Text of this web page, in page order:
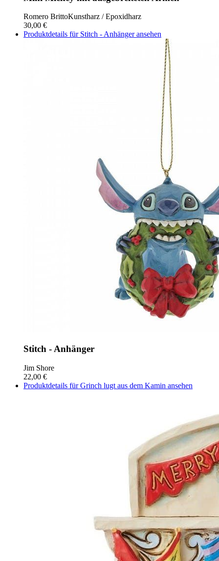
Romero BrittoKunstharz / Epoxidharz
30,00 €
Produktdetails für Stitch - Anhänger ansehen
Stitch - Anhänger
Jim Shore
22,00 €
Produktdetails für Grinch lugt aus dem Kamin ansehen